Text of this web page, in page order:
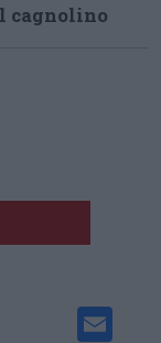
cagnolino